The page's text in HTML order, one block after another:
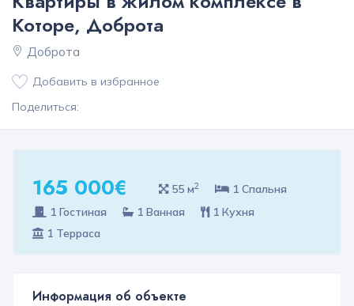
Которе, Доброта
Доброта
Добавить в избранное
Поделиться:
165 000€ 55 м2
1 Спальня
1 Гостиная
1 Ванная
1 Кухня
1 Терраса
Информация об объекте